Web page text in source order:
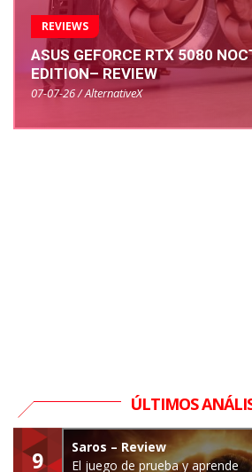
REVIEWS
ASUS GEFORCE RTX 5080
EDITION– REVIEW
07-07-26 / AlternativeX
ÚLTIMOS
9
Saros – Review
El juego de prueba y aprende